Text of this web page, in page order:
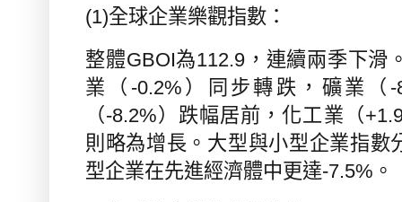
(1)全球企業樂觀指數：
整體GBOI為112.9 ，連續兩季下滑
業（ -0.2% ）同步轉跌，礦業（ -
（-8.2%）跌幅居前，化工業（
則略為增長。大型與小型企業指數
型企業在先進經濟體中更達-7.5% 。